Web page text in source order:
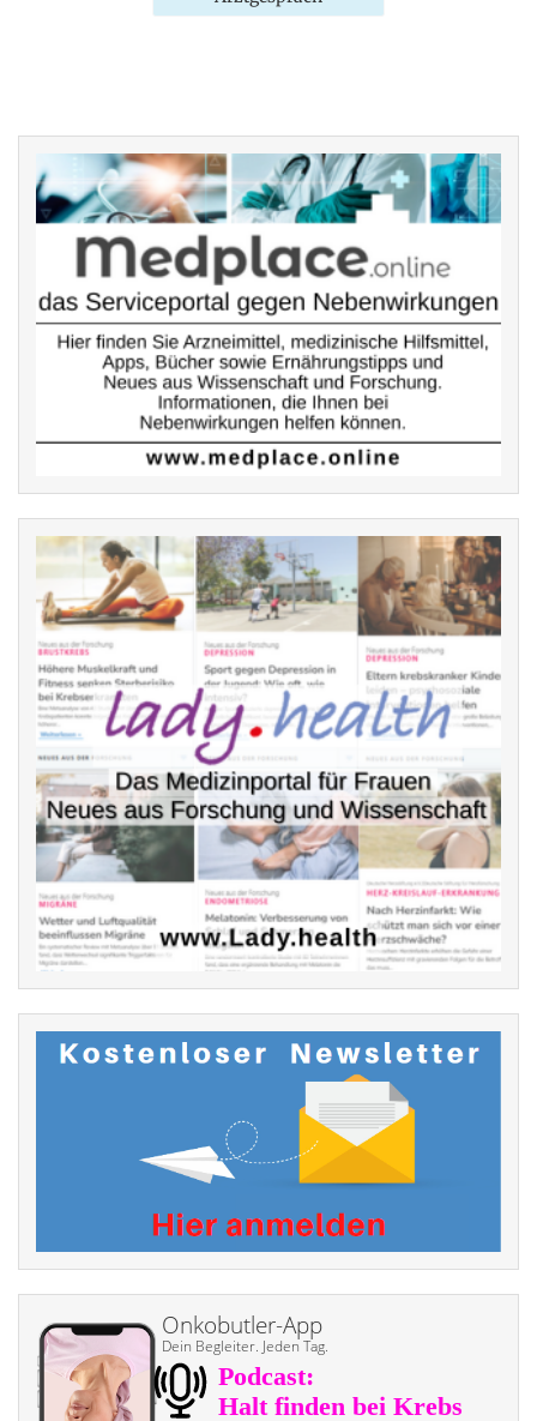
Onkobutler-App
Dein Begleiter. Jeden Tag.